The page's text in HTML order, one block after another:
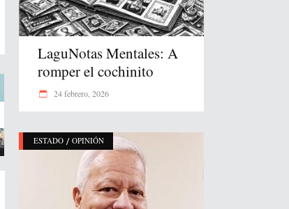
LaguNotas Mentales: A
romper el cochinito
24 febrero, 2026
ESTADO / OPINIÓN